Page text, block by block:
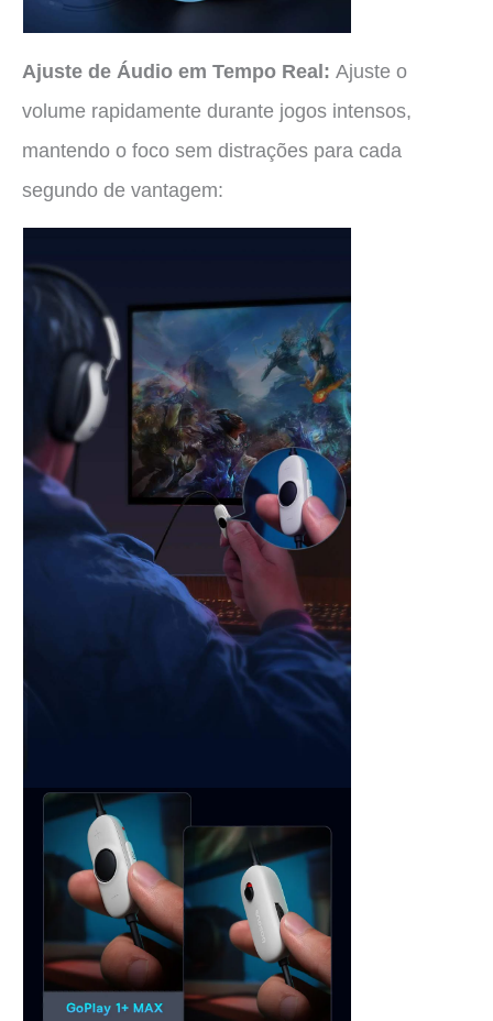
Ajuste de Áudio em Tempo Real: Ajuste o
volume rapidamente durante jogos intensos,
mantendo o foco sem distrações para cada
segundo de vantagem: